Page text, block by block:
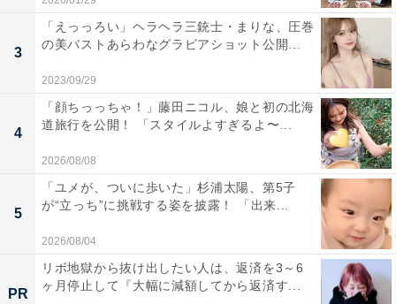
3
「えっっろい」ヘラヘラ三銃士・まりな、圧巻
の美バストあらわなグラビアショット公開...
2023/09/29
4
「顔ちっっちゃ！」藤田ニコル、娘と初の北海
道旅行を公開！ 「スタイルよすぎるよ〜...
2026/08/08
5
「ユメが、ついに歩いた」杉浦太陽、第5子
が“立っち”に挑戦する姿を披露！ 「出来...
2026/08/04
PR
リボ地獄から抜け出したい人は、返済を3～6
ヶ月停止して『大幅に減額してから返済す...